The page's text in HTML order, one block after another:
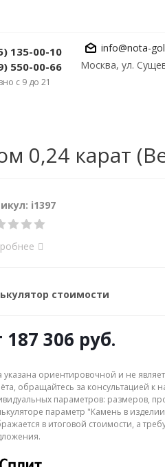
135-00-10
550-00-66
с 9 до 21
info@nota-
Москва, ул.
0,24 карат
i1397
стоимости
187 306 руб.
указана ориентировочной и не
обращайтесь за консультацией
параметров: размеров,
параметр "Камень в
в итоговой стоимости, а